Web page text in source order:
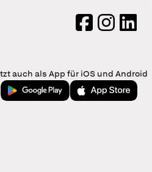
FacebookInstagram
LinkedIn
auch als App für iOS und Android
Jetzt bei Google PlayLaden im App Store